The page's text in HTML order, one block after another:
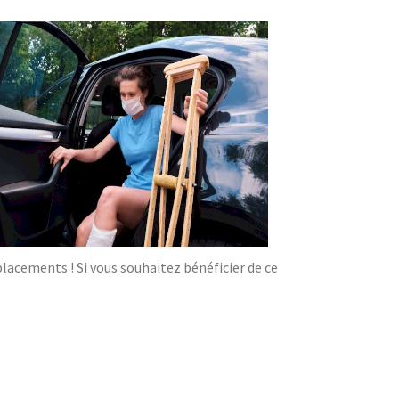
! Si vous souhaitez bénéficier de ce